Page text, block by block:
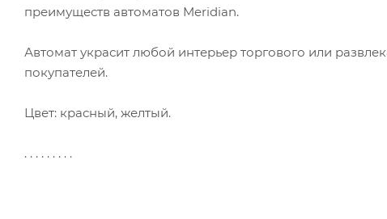
преимуществ автоматов Meridian.
Автомат украсит любой интерьер торгового или
покупателей.
Цвет: красный, желтый.
. . . . . . . . .